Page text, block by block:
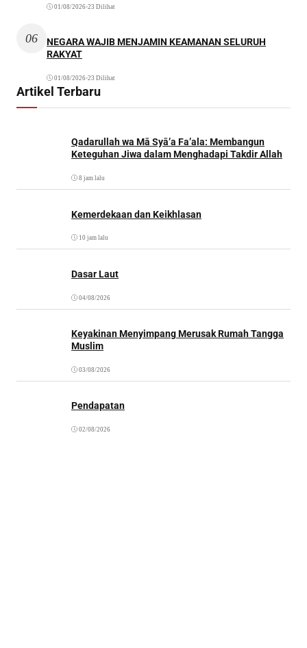
01/08/2026•23 Dilihat
06
NEGARA WAJIB MENJAMIN KEAMANAN SELURUH
RAKYAT
01/08/2026•23 Dilihat
Artikel Terbaru
Qadarullah wa Mā Syā’a Fa’ala: Membangun
Keteguhan Jiwa dalam Menghadapi Takdir Allah
8 jam lalu
Kemerdekaan dan Keikhlasan
10 jam lalu
Dasar Laut
04/08/2026
Keyakinan Menyimpang Merusak Rumah Tangga
Muslim
03/08/2026
Pendapatan
02/08/2026